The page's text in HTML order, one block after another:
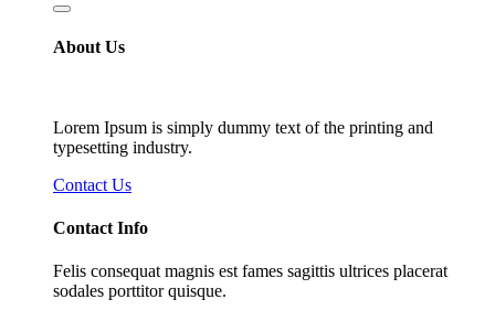
About Us
Lorem Ipsum is simply dummy text of the printing and
typesetting industry.
Contact Us
Contact Info
Felis consequat magnis est fames sagittis ultrices placerat
sodales porttitor quisque.